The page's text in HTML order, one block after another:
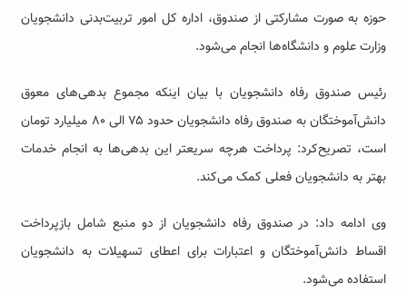
حوزه به صورت مشارکتی از صندوق، اداره کل امور تربیت‌بدنی دانشجویان
وزارت علوم و دانشگاه‌ها انجام می‌شود.
رئیس صندوق رفاه دانشجویان با بیان اینکه مجموع بدهی‌های معوق
دانش‌آموختگان به صندوق رفاه دانشجویان حدود ۷۵ الی ۸۰ میلیارد تومان
است، تصریح‌کرد: پرداخت هرچه سریعتر این بدهی‌ها به انجام خدمات
بهتر به دانشجویان فعلی کمک می‌کند.
وی ادامه داد: در صندوق رفاه دانشجویان از دو منبع شامل بازپرداخت
اقساط دانش‌آموختگان و اعتبارات برای اعطای تسهیلات به دانشجویان
استفاده می‌شود.